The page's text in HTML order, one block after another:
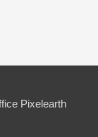
Pixelearth